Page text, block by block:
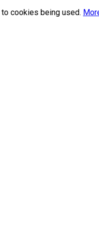
cookies being used.